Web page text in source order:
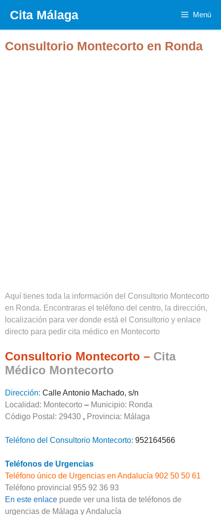
contenido
Cita Málaga Menú
Consultorio Montecorto en Ronda
Aquí tienes toda la información del Consultorio Montecorto
en Ronda. Encontraras el teléfono del centro, la dirección,
localización para ver donde está el Consultorio y enlace
directo para pedir cita médico en Montecorto
Consultorio Montecorto – Cita
Médico Montecorto
Dirección: Calle Antonio Machado, s/n
Localidad: Montecorto – Municipio: Ronda
Código Postal: 29430 , Provincia: Málaga
Teléfono del Consultorio Montecorto: 952164566
Teléfonos de Urgencias
Teléfono único de Urgencias en Andalucía 902 50 50 61
Teléfono provincial 955 92 36 93
En este enlace puede ver una lista de teléfonos de
urgencias de Málaga y Andalucía